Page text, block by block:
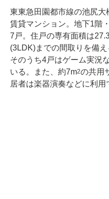
東東急田園都市線の池尻
賃貸マンション。地下1階
7戸。住戸の専有面積は
(3LDK)までの間取りを備
そのうち4戸はゲーム実況
いる。また、約7m2の共用
居者は楽器演奏などに利用